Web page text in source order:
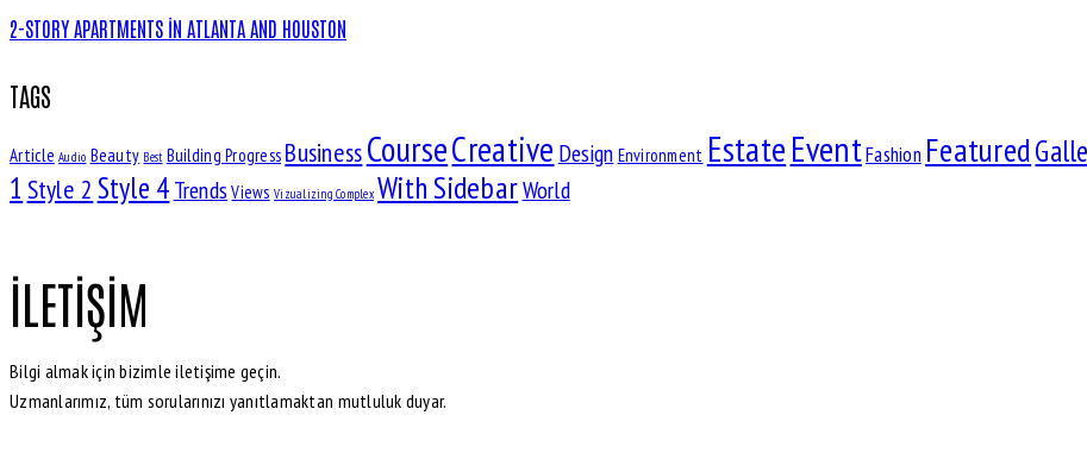
2-STORY APARTMENTS IN ATLANTA AND HOUSTON
TAGS
Article Audio Beauty Best Building Progress BusinessCourseCreative Design Environment EstateEventFashion Featured
1 Style 2 Style 4 TrendsViews Vizualizing Complex With SidebarWorld
İLETIŞIM
Bilgi almak için bizimle iletişime geçin.
Uzmanlarımız, tüm sorularınızı yanıtlamaktan mutluluk duyar.